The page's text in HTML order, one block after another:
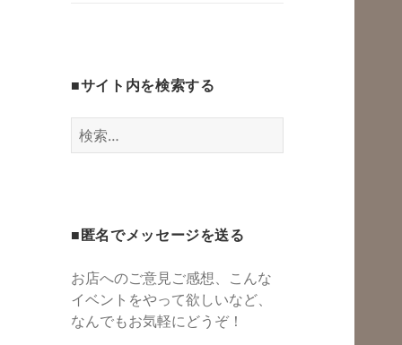
ュ*カフェのよう
にくつろぐ*親子イ
ベントも
■サイト内を検索する
検
索:
■匿名でメッセージを送る
お店へのご意見ご感想、こんな
イベントをやって欲しいなど、
なんでもお気軽にどうぞ！